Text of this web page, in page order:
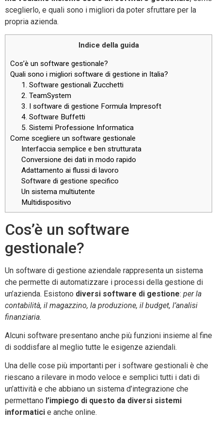
sceglierlo, e quali sono i migliori da poter sfruttare per la
propria azienda.
Indice della guida
Cos’è un software gestionale?
Quali sono i migliori software di gestione in Italia?
1. Software gestionali Zucchetti
2. TeamSystem
3. I software di gestione Formula Impresoft
4. Software Buffetti
5. Sistemi Professione Informatica
Come scegliere un software gestionale
Interfaccia semplice e ben strutturata
Conversione dei dati in modo rapido
Adattamento ai flussi di lavoro
Software di gestione specifico
Un sistema multiutente
Multidispositivo
Cos’è un software
gestionale?
Un software di gestione aziendale rappresenta un sistema
che permette di automatizzare i processi della gestione di
un’azienda. Esistono diversi software di gestione: per la
contabilità, il magazzino, la produzione, il budget, l’analisi
finanziaria.
Alcuni software presentano anche più funzioni insieme al fine
di soddisfare al meglio tutte le esigenze aziendali.
Una delle cose più importanti per i software gestionali è che
riescano a rilevare in modo veloce e semplici tutti i dati di
un’attività e che abbiano un sistema d’integrazione che
permettano l’impiego di questo da diversi sistemi
informatici e anche online.